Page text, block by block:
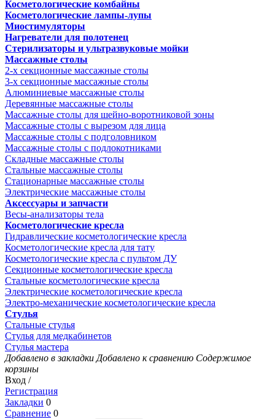
Косметологические комбайны
Косметологические лампы-лупы
Миостимуляторы
Нагреватели для полотенец
Стерилизаторы и ультразвуковые мойки
Массажные столы
2-х секционные массажные столы
3-х секционные массажные столы
Алюминиевые массажные столы
Деревянные массажные столы
Массажные столы для шейно-воротниковой зоны
Массажные столы с вырезом для лица
Массажные столы с подголовником
Массажные столы с подлокотниками
Складные массажные столы
Стальные массажные столы
Стационарные массажные столы
Электрические массажные столы
Аксессуары и запчасти
Весы-анализаторы тела
Косметологические кресла
Гидравлические косметологические кресла
Косметологические кресла для тату
Косметологические кресла с пультом ДУ
Секционные косметологические кресла
Стальные косметологические кресла
Электрические косметологические кресла
Электро-механические косметологические кресла
Стулья
Стальные стулья
Стулья для медкабинетов
Стулья мастера
Добавлено в закладки Добавлено к сравнению Содержимое
корзины
Вход /
Регистрация
Закладки 0
Сравнение 0